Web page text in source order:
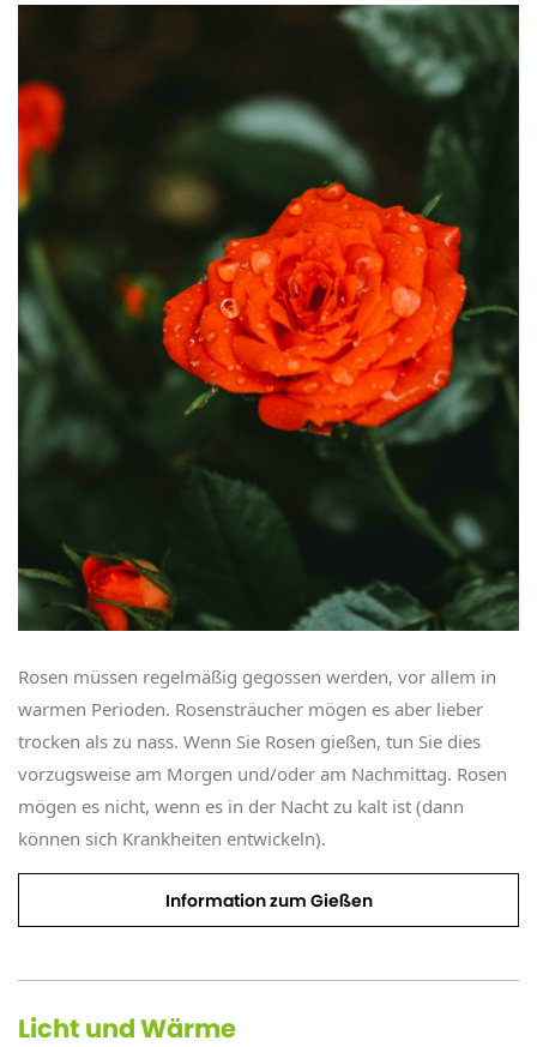
Rosen müssen regelmäßig gegossen werden, vor allem in
warmen Perioden. Rosensträucher mögen es aber lieber
trocken als zu nass. Wenn Sie Rosen gießen, tun Sie dies
vorzugsweise am Morgen und/oder am Nachmittag. Rosen
mögen es nicht, wenn es in der Nacht zu kalt ist (dann
können sich Krankheiten entwickeln).
Information zum Gießen
Licht und Wärme